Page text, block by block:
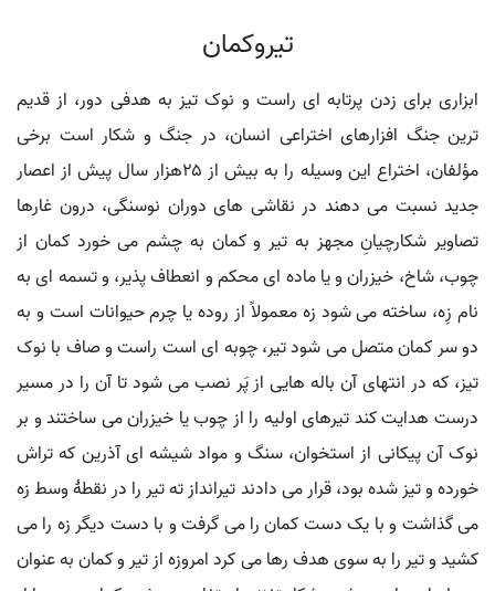
تیروکمان
ابزاری برای زدن پرتابه ای راست و نوک تیز به هدفی دور، از قدیم
ترین جنگ افزارهای اختراعی انسان، در جنگ و شکار است برخی
مؤلفان، اختراع این وسیله را به بیش از ۲۵هزار سال پیش از اعصار
جدید نسبت می دهند در نقاشی های دوران نوسنگی، درون غارها
تصاویر شکارچیانِ مجهز به تیر و کمان به چشم می خورد کمان از
چوب، شاخ، خیزران و یا ماده ای محکم و انعطاف پذیر، و تسمه ای به
نام زِه، ساخته می شود زه معمولاً از روده یا چرم حیوانات است و به
دو سر کمان متصل می شود تیر، چوبه ای است راست و صاف با نوک
تیز، که در انتهای آن باله هایی از پَر نصب می شود تا آن را در مسیر
درست هدایت کند تیرهای اولیه را از چوب یا خیزران می ساختند و بر
نوک آن پیکانی از استخوان، سنگ و مواد شیشه ای آذرین که تراش
خورده و تیز شده بود، قرار می دادند تیرانداز ته تیر را در نقطۀ وسط زه
می گذاشت و با یک دست کمان را می گرفت و با دست دیگر زه را می
کشید و تیر را به سوی هدف رها می کرد امروزه از تیر و کمان به عنوان